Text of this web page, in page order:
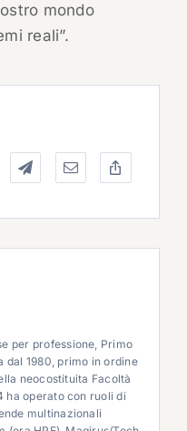
mondo
reali”.
per professione, Primo
dal 1980, primo in ordine
neocostituita Facoltà
ha operato con ruoli di
multinazionali